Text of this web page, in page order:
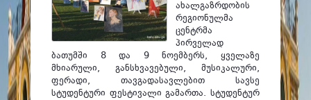
სტუდენტური ცხოვრება
მიღება 2026
კარიერული მხარდაჭერა
ახალგაზრდობის
რეგიონულმა
ცენტრმა
პირველად
ბათუმში 8 და 9 ნოემბერს, ყველაზე
მხიარული, განსხვავებული, მუსიკალური,
ფერადი, თავგადასავლებით სავსე
სტუდენტური ფესტივალი გამართა. სტუდენტურ